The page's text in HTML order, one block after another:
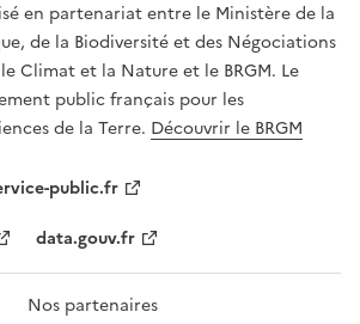
T
É
,
É
G
A
L
F
A
T
en partenariat entre le Ministère de la
de la Biodiversité et des Négociations
Climat et la Nature et le BRGM. Le
public français pour les
de la Terre. Découvrir le BRGM
public.fr
data.gouv.fr
Nos partenaires